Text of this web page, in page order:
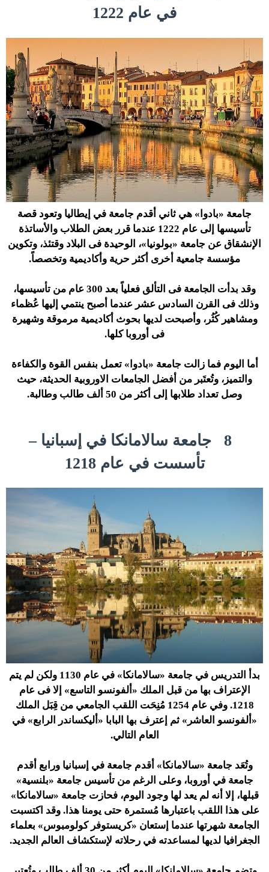
في عام 1222
جامعة «بادوا» هي ثاني أقدم جامعة في إيطاليا وتعود قصة
تأسيسها إلى عام 1222 عندما قرر بعض الطلاب والأساتذة
الإنشقاق عن جامعة «بولونيا»، الوحيدة فى البلاد وقتئذ، وتكوين
مؤسسة جامعية أخرى أكثر حرية وأكاديمية وتخصصاً.
وقد بدأت الجامعة فى التألق فعلياً بعد 300 عام من تأسيسها،
وذلك فى القرن السادس عشر عندما أصبح ينتمي إليها عُظماء
ومشاهير كُثُر، وأصبحت لديها بحوث أكاديمية مرموقة وشهيرة
فى أوروبا كلها.
أما اليوم فما زالت جامعة «بادوا» تعمل بنفس القوة والكفاءة
والتميز، وتُعتَبر من أفضل الجامعات الاوروبية الحديثة، حيث
وصل تعداد طلابها إلى أكثر من 50 ألف طالب وطالبة.
جامعة سالامانكا في إسبانيا –
تأسست في عام 1218
بدأ التدريس في جامعة «سالامانكا» في عام 1130 ولكن لم يتم
الإعتراف بها من قبل الملك «ألفونسو التاسع» إلا فى عام
1218. وفي عام 1254 مُنِحَت اللقب الجامعي من قِبَل الملك
«ألفونسو العاشر» ثم إعترف بها البابا «أليكساندر الرابع» في
العام التالي.
وتُعَد جامعة «سالامانكا» أقدم جامعة في إسبانيا ورابع أقدم
جامعة في أوروبا، وعلى الرغم من تأسيس جامعة «بلنسية»
قبلها، إلا أنه لم يعد لها وجود اليوم، فحازت جامعة «سالامانكا»
على هذا اللقب باعتبارها مُستمرة حتى يومنا هذا. وقد اكتسبت
الجامعة شهرتها عندما إستعان «كريستوفر كولومبوس» بعلماء
الجغرافيا لديها لمساعدته في رحلاته لإستكشاف العالم الجديد.